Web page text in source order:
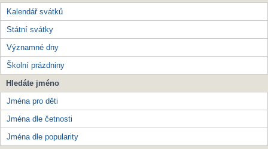
Kalendář svátků
Státní svátky
Významné dny
Školní prázdniny
Hledáte jméno
Jména pro děti
Jména dle četnosti
Jména dle popularity